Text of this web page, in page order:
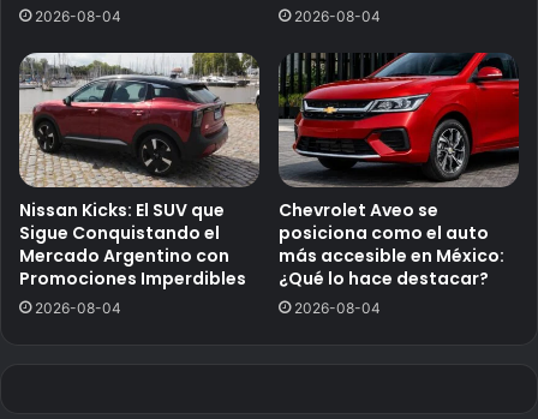
2026-08-04 2026-08-04
Nissan Kicks: El SUV que
Sigue Conquistando el
Mercado Argentino con
Promociones Imperdibles
2026-08-04
Chevrolet Aveo se
posiciona como el auto
más accesible en México:
¿Qué lo hace destacar?
2026-08-04